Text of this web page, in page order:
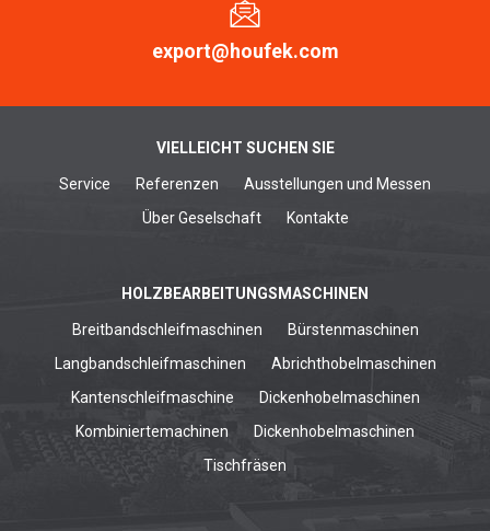
export@houfek.com
VIELLEICHT SUCHEN SIE
Service Referenzen
Ausstellungen und Messen
Über Geselschaft
Kontakte
HOLZBEARBEITUNGSMASCHINEN
Breitbandschleifmaschinen
Bürstenmaschinen
Langbandschleifmaschinen
Abrichthobelmaschinen
Kantenschleifmaschine
Dickenhobelmaschinen
Kombiniertemachinen
Dickenhobelmaschinen
Tischfräsen